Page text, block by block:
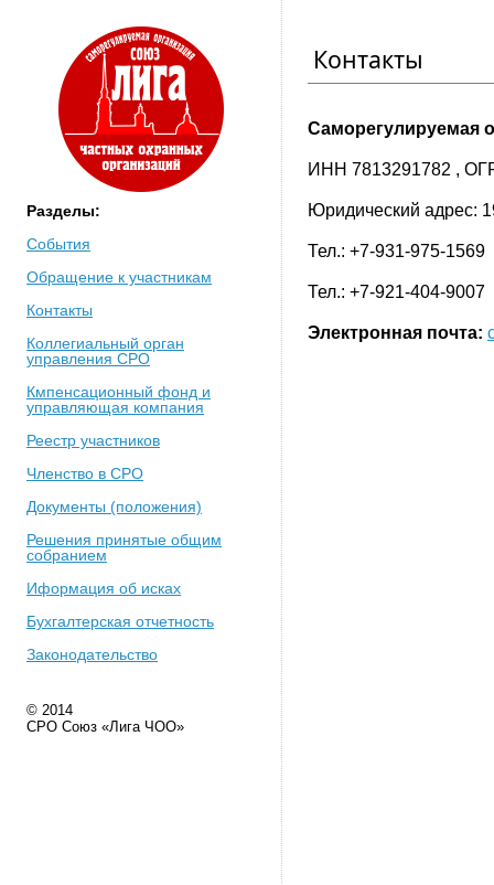
Разделы:
События
Обращение к участникам
Контакты
Коллегиальный орган
управления СРО
Кмпенсационный фонд и
управляющая компания
Реестр участников
Членство в СРО
Документы (положения)
Решения принятые общим
собранием
Иформация об исках
Бухгалтерская отчетность
Законодательство
© 2014
СРО Союз «Лига ЧОО»
Контакты
Саморегулируемая
ИНН 7813291782 ,
Юридический адрес:
Тел.: +7-931-975-1569
Тел.: +7-921-404-9007
Электронная почта: